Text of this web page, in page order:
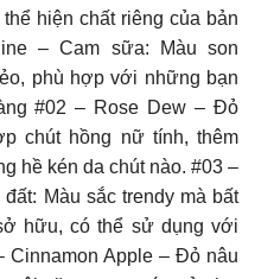
hiện chất riêng của bản
– Cam sữa: Màu son
phù hợp với những bạn
#02 – Rose Dew – Đỏ
chút hồng nữ tính, thêm
hề kén da chút nào. #03 –
Màu sắc trendy mà bất
hữu, có thể sử dụng với
Cinnamon Apple – Đỏ nâu